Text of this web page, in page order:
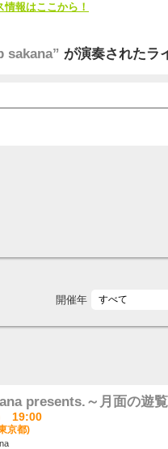
情報はここから！
sakana” が演奏されたラ
開催年
presents.～月面の遊覧
) 19:00
京都)